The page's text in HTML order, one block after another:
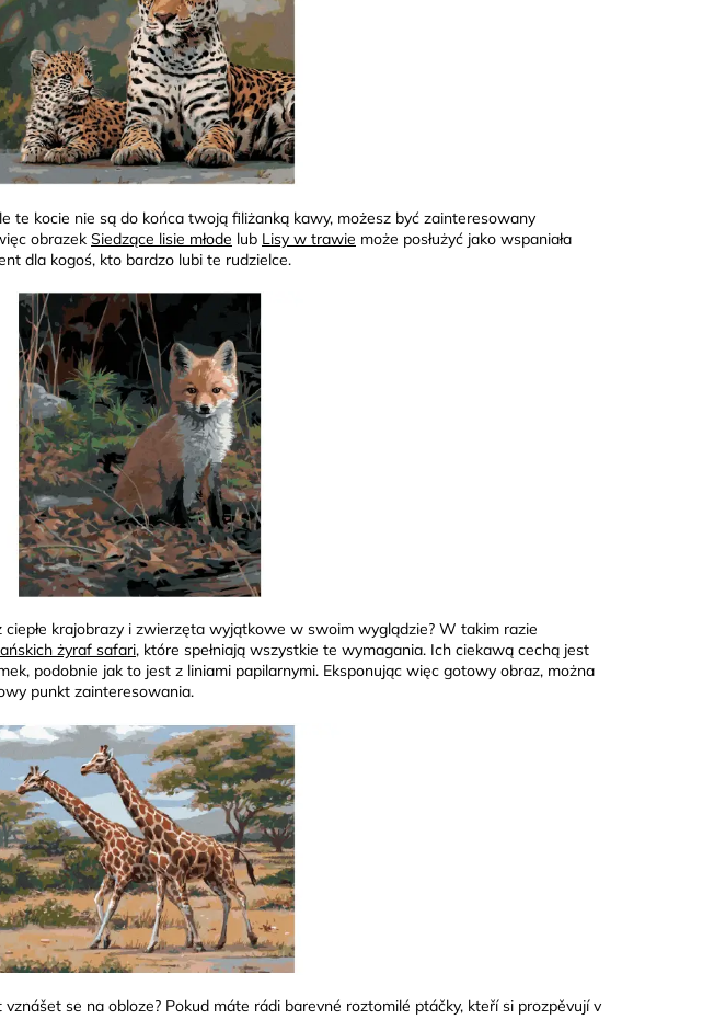
te kocie nie są do końca twoją filiżanką kawy, możesz być zainteresowany
obrazek Siedzące lisie młode lub Lisy w trawie może posłużyć jako wspaniała
dla kogoś, kto bardzo lubi te rudzielce.
krajobrazy i zwierzęta wyjątkowe w swoim wyglądzie? W takim razie
żyraf safari, które spełniają wszystkie te wymagania. Ich ciekawą cechą jest
podobnie jak to jest z liniami papilarnymi. Eksponując więc gotowy obraz, można
punkt zainteresowania.
se na obloze? Pokud máte rádi barevné roztomilé ptáčky, kteří si prozpěvují v